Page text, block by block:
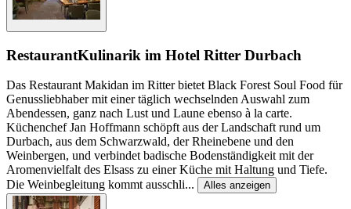
RestaurantKulinarik im Hotel Ritter Durbach
Das Restaurant Makidan im Ritter bietet Black Forest Soul Food für
Genussliebhaber mit einer täglich wechselnden Auswahl zum
Abendessen, ganz nach Lust und Laune ebenso à la carte.
Küchenchef Jan Hoffmann schöpft aus der Landschaft rund um
Durbach, aus dem Schwarzwald, der Rheinebene und den
Weinbergen, und verbindet badische Bodenständigkeit mit der
Aromenvielfalt des Elsass zu einer Küche mit Haltung und Tiefe.
Die Weinbegleitung kommt ausschli... Alles anzeigen